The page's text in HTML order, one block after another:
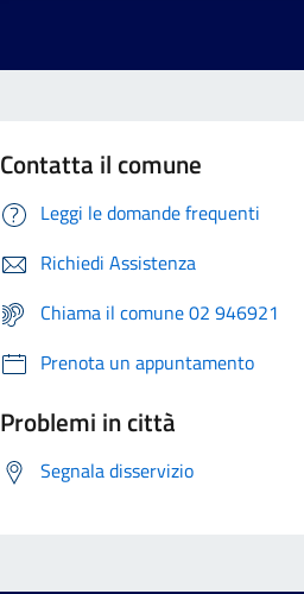
Contatta il comune
Leggi le domande frequenti
Richiedi Assistenza
Chiama il comune 02 946921
Prenota un appuntamento
Problemi in città
Segnala disservizio